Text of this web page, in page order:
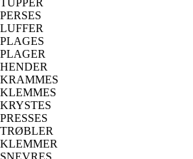
PERSES
LUFFER
PLAGES
PLAGER
HENDER
KRAMMES
KLEMMES
KRYSTES
PRESSES
TRØBLER
KLEMMER
SNEVRES